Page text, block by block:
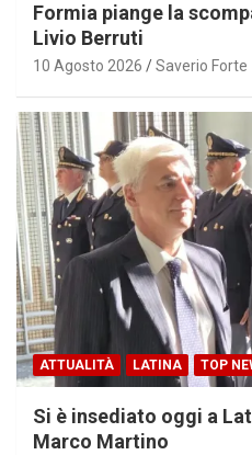
Formia piange la
Livio Berruti
10 Agosto 2026 Saverio Forte
ATTUALITÀ LATINA TOP
Si è insediato oggi a
Marco Martino